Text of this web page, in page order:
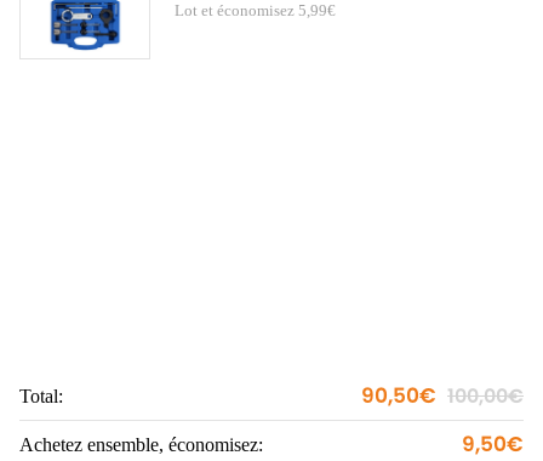
Lot et économisez 5,99€
Total: 90,50€ 100,00€
Achetez ensemble, économisez: 9,50€